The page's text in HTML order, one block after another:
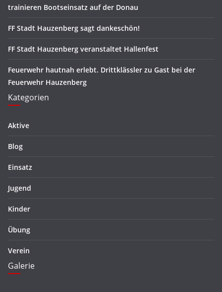
trainieren Bootseinsatz auf der Donau
FF Stadt Hauzenberg sagt dankeschön!
FF Stadt Hauzenberg veranstaltet Hallenfest
Feuerwehr hautnah erlebt. Drittklässler zu Gast bei der
Feuerwehr Hauzenberg
Kategorien
Aktive
Blog
Einsatz
Jugend
Kinder
Übung
Verein
Galerie